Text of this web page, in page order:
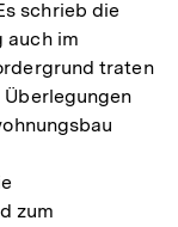
schrieb die
auch im
traten
zum